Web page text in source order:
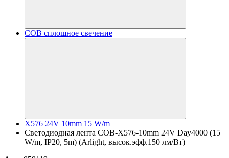
COB сплошное свечение
X576 24V 10mm 15 W/m
Светодиодная лента COB-X576-10mm 24V Day4000 (15
W/m, IP20, 5m) (Arlight, высок.эфф.150 лм/Вт)